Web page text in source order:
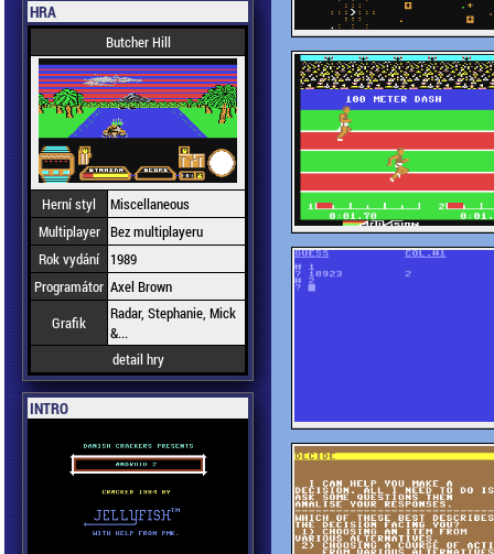
HRA
Butcher Hill
Herní styl
Miscellaneous
Multiplayer Bez multiplayeru
Rok vydání
1989
Programátor Axel Brown
Grafik
Radar, Stephanie, Mick
&...
detail hry
INTRO